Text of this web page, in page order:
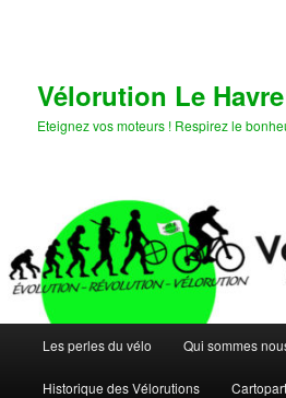
Vélorution Le Havre
Eteignez vos moteurs ! Respirez le
principal
Les perles du vélo Qui sommes
Historique des Vélorutions